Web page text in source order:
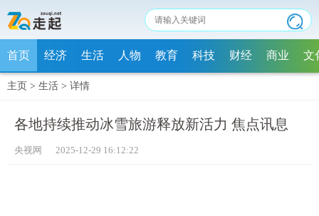
首页 经济 生活 人物 教育 科技 财经 商业 文
主页 > 生活 > 详情
各地持续推动冰雪旅游释放新活力 焦点讯息
央视网 2025-12-29 16:12:22